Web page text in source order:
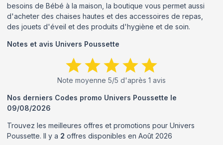
besoins de Bébé à la maison, la boutique vous permet aussi
d'acheter des chaises hautes et des accessoires de repas,
des jouets d'éveil et des produits d'hygiène et de soin.
Notes et avis Univers Poussette
Note moyenne 5/5 d'après 1 avis
Nos derniers Codes promo Univers Poussette le
09/08/2026
Trouvez les meilleures offres et promotions pour Univers
Poussette. Il y a 2 offres disponibles en Août 2026